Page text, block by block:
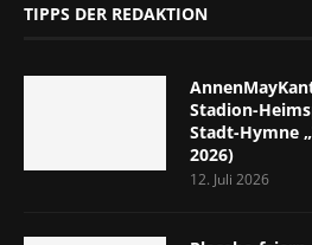
TIPPS DER REDAKTION
Stadion-
Stadt-Hymne
2026)
12. Juli 2026